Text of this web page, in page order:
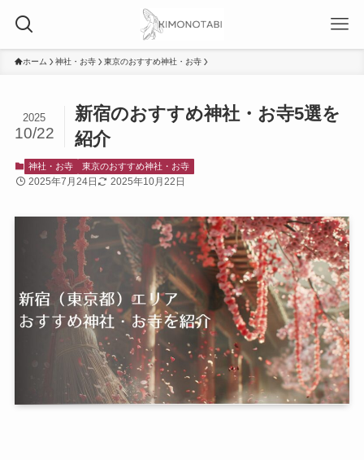
ホーム 神社・お寺 東京のおすすめ神社・お寺
新宿のおすすめ神社・お寺5選を
紹介
2025
10/22
神社・お寺 東京のおすすめ神社・お寺
2025年7月24日 2025年10月22日